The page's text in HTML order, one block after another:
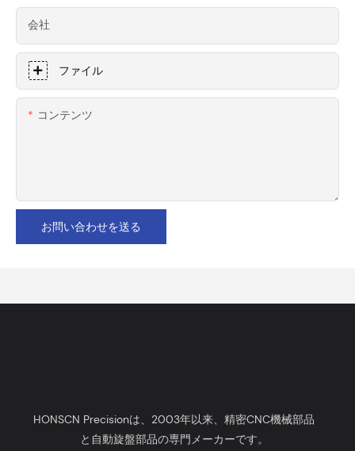
会社
ファイル
コンテンツ
お問い合わせを送る
HONSCN Precisionは、2003年以来、精密CNC機械部品
と自動旋盤部品の専門メーカーです。